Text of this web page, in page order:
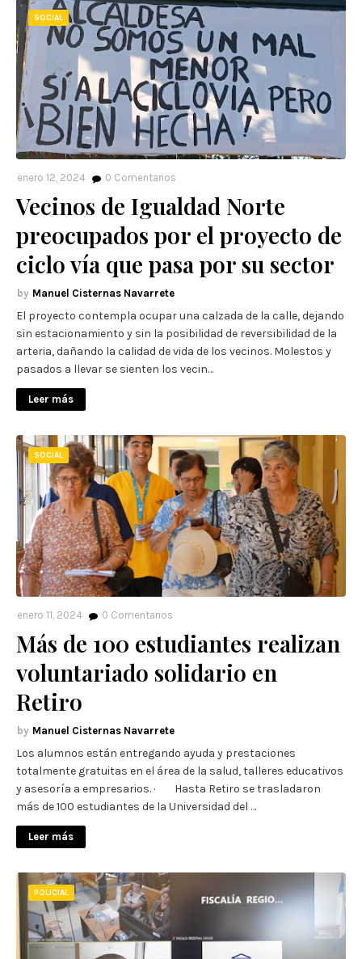
SOCIAL
enero 12, 2024 0 Comentarios
Vecinos de Igualdad Norte
preocupados por el proyecto de
ciclo vía que pasa por su sector
Manuel Cisternas Navarrete
El proyecto contempla ocupar una calzada de la calle, dejando
sin estacionamiento y sin la posibilidad de reversibilidad de la
arteria, dañando la calidad de vida de los vecinos. Molestos y
pasados a llevar se sienten los vecin…
Leer más
SOCIAL
enero 11, 2024 0 Comentarios
Más de 100 estudiantes realizan
voluntariado solidario en
Retiro
Manuel Cisternas Navarrete
Los alumnos están entregando ayuda y prestaciones
totalmente gratuitas en el área de la salud, talleres educativos
y asesoría a empresarios. · Hasta Retiro se trasladaron
más de 100 estudiantes de la Universidad del …
Leer más
POLICIAL